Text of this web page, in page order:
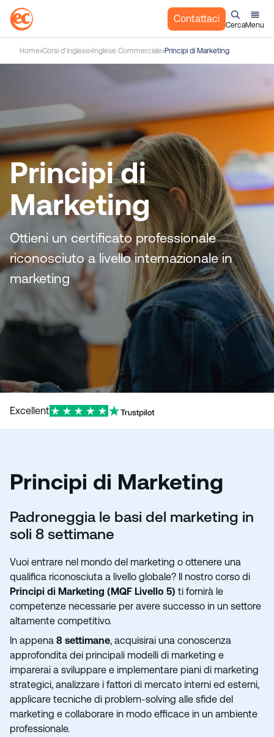
l
c
o
n
o
Contattaci
CercaMenu
Home Corsi d’inglese Inglese Commerciale Principi di Marketing
Principi di
Marketing
Ottieni un certificato professionale
riconosciuto a livello internazionale in
marketing
Excellent
Principi di Marketing
Padroneggia le basi del marketing in
soli 8 settimane
Vuoi entrare nel mondo del marketing o ottenere una
qualifica riconosciuta a livello globale? Il nostro corso di
Principi di Marketing (MQF Livello 5) ti fornirà le
competenze necessarie per avere successo in un settore
altamente competitivo.
In appena 8 settimane, acquisirai una conoscenza
approfondita dei principali modelli di marketing e
imparerai a sviluppare e implementare piani di marketing
strategici, analizzare i fattori di mercato interni ed esterni,
applicare tecniche di problem-solving alle sfide del
marketing e collaborare in modo efficace in un ambiente
professionale.